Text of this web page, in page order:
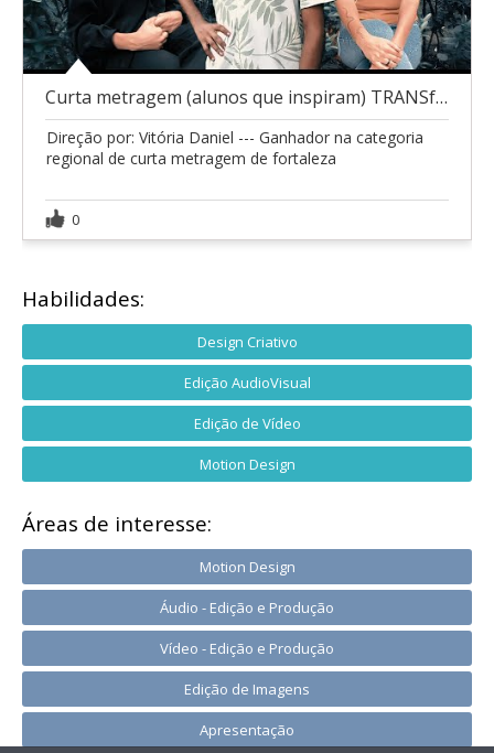
Curta metragem (alunos que inspiram) TRANSformação
Direção por: Vitória Daniel --- Ganhador na categoria
regional de curta metragem de fortaleza
0
Habilidades:
Design Criativo
Edição AudioVisual
Edição de Vídeo
Motion Design
Áreas de interesse:
Motion Design
Áudio - Edição e Produção
Vídeo - Edição e Produção
Edição de Imagens
Apresentação